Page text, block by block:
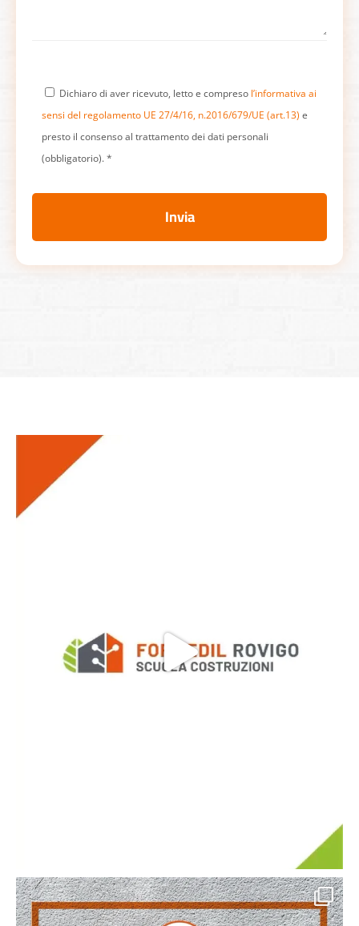
Dichiaro di aver ricevuto, letto e compreso l’informativa ai
sensi del regolamento UE 27/4/16, n.2016/679/UE (art.13) e
presto il consenso al trattamento dei dati personali
(obbligatorio). *
Invia